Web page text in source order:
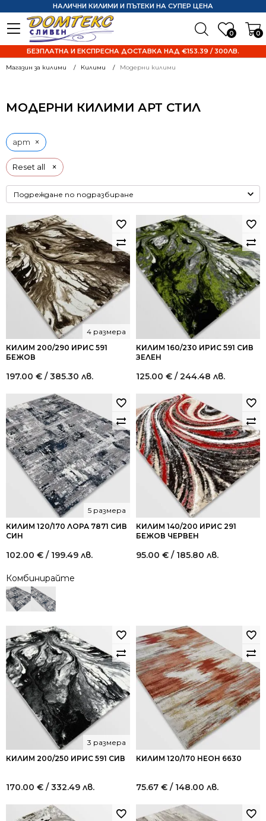
0 0
НАЛИЧНИ КИЛИМИ И ПЪТЕКИ НА СУПЕР ЦЕНА
БЕЗПЛАТНА И ЕКСПРЕСНА ДОСТАВКА НАД €153.39 / 300ЛВ.
Магазин за килими Килими Модерни килими
МОДЕРНИ КИЛИМИ АРТ СТИЛ
Reset all ×
арт ×
КИЛИМ 200/290 ИРИС 591
БЕЖОВ
4 размера
197.00 € / 385.30 лв.
КИЛИМ 160/230 ИРИС 591 СИВ
ЗЕЛЕН
125.00 € / 244.48 лв.
КИЛИМ 120/170 ЛОРА 7871 СИВ
СИН
5 размера
102.00 € / 199.49 лв.
Комбинирайте
КИЛИМ 140/200 ИРИС 291
БЕЖОВ ЧЕРВЕН
95.00 € / 185.80 лв.
КИЛИМ 200/250 ИРИС 591 СИВ
3 размера
170.00 € / 332.49 лв.
КИЛИМ 120/170 НЕОН 6630
75.67 € / 148.00 лв.